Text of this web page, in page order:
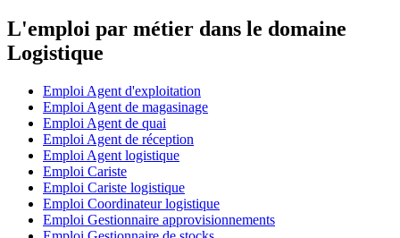
L'emploi par métier dans le domaine
Logistique
Emploi Agent d'exploitation
Emploi Agent de magasinage
Emploi Agent de quai
Emploi Agent de réception
Emploi Agent logistique
Emploi Cariste
Emploi Cariste logistique
Emploi Coordinateur logistique
Emploi Gestionnaire approvisionnements